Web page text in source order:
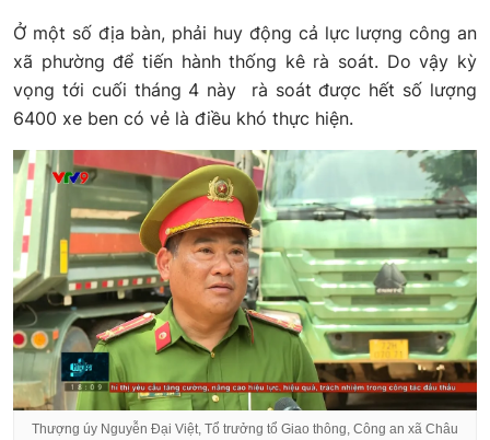
Ở một số địa bàn, phải huy động cả lực lượng công an
xã phường để tiến hành thống kê rà soát. Do vậy kỳ
vọng tới cuối tháng 4 này rà soát được hết số lượng
6400 xe ben có vẻ là điều khó thực hiện.
Thượng úy Nguyễn Đại Việt, Tổ trưởng tổ Giao thông, Công an xã Châu